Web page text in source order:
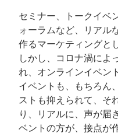
セミナー、トークイベ
ォーラムなど、リアル
作るマーケティングと
しかし、コロナ渦によ
れ、オンラインイベン
イベントも、もちろん
ストも抑えられて、そ
り、リアルに、声が届
ベントの方が、接点が